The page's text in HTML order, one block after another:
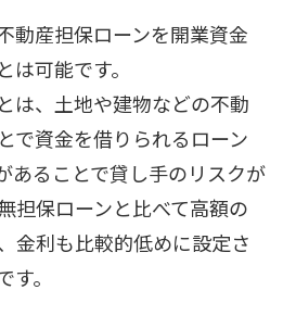
動産担保ローンを開業資金
は可能です。
は、土地や建物などの不動
で資金を借りられるローン
あることで貸し手のリスクが
担保ローンと比べて高額の
金利も比較的低めに設定さ
。